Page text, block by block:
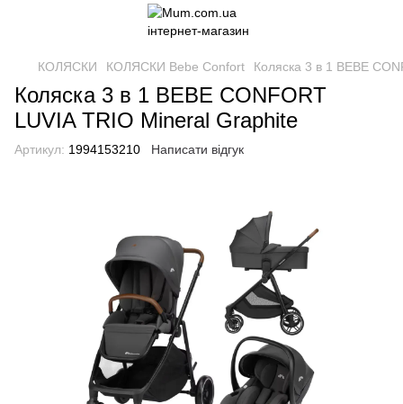
КОЛЯСКИ КОЛЯСКИ Bebe Confort Коляска 3 в 1 BEBE
Коляска 3 в 1 BEBE CONFORT
LUVIA TRIO Mineral Graphite
Артикул: 1994153210 Написати відгук